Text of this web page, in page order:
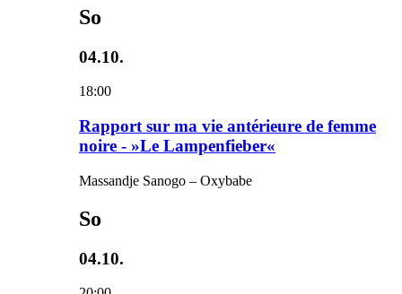
So
04.10.
18:00
Rapport sur ma vie antérieure de femme
noire - »Le Lampenfieber«
Massandje Sanogo – Oxybabe
So
04.10.